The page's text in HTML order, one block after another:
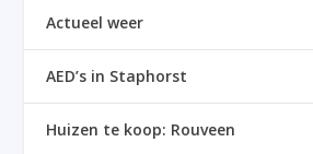
Actueel weer
AED’s in Staphorst
Huizen te koop: Rouveen